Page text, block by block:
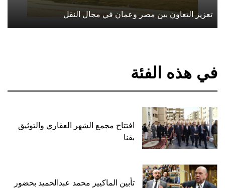
تعزيز التعاون بين مصر وعمان في مجال النقل
في هذه الفئة
افتتاح مجمع الشهر العقاري والتوثيق
بقنا
تأبين الماكيير محمد عبدالحميد بحضور